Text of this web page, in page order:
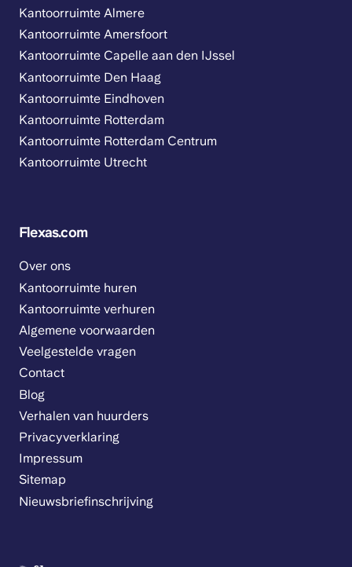
Kantoorruimte Almere
Kantoorruimte Amersfoort
Kantoorruimte Capelle aan den IJssel
Kantoorruimte Den Haag
Kantoorruimte Eindhoven
Kantoorruimte Rotterdam
Kantoorruimte Rotterdam Centrum
Kantoorruimte Utrecht
Flexas.com
Over ons
Kantoorruimte huren
Kantoorruimte verhuren
Algemene voorwaarden
Veelgestelde vragen
Contact
Blog
Verhalen van huurders
Privacyverklaring
Impressum
Sitemap
Nieuwsbriefinschrijving